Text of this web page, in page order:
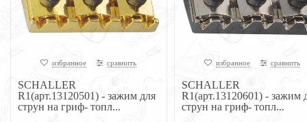
избранное сравнить
SCHALLER
R1(арт.13120501) - зажим для
струн на гриф- топл...
избранное сравнить
SCHALLER
R1(арт.13120601) - зажим
струн на гриф- топл...